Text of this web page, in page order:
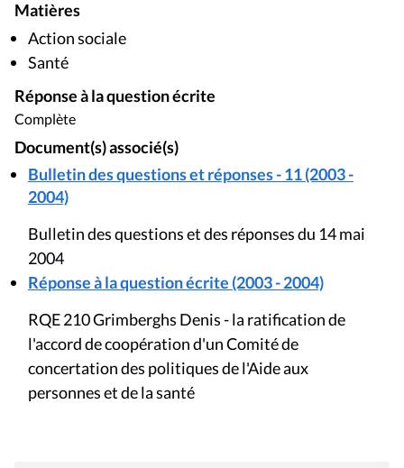
Matières
Action sociale
Santé
Réponse à la question écrite
Complète
Document(s) associé(s)
Bulletin des questions et réponses - 11 (2003 -
2004)
Bulletin des questions et des réponses du 14 mai
2004
Réponse à la question écrite (2003 - 2004)
RQE 210 Grimberghs Denis - la ratification de
l'accord de coopération d'un Comité de
concertation des politiques de l'Aide aux
personnes et de la santé